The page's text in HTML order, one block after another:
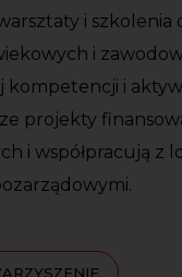
i szkolenia
i
kompetencji i
projekty
i współpracują z